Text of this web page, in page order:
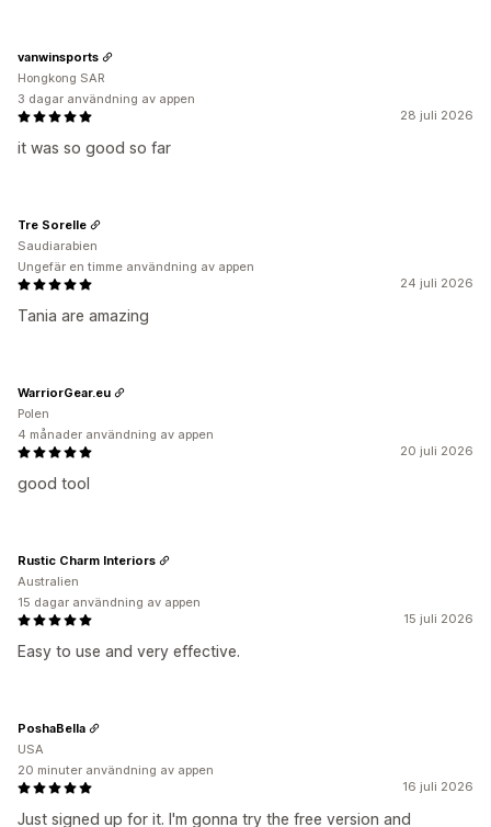
28 juli 2026
it was so good so far
vanwinsports
Hongkong SAR
3 dagar användning av appen
24 juli 2026
Tania are amazing
Tre Sorelle
Saudiarabien
Ungefär en timme användning av appen
20 juli 2026
good tool
WarriorGear.eu
Polen
4 månader användning av appen
15 juli 2026
Easy to use and very effective.
Rustic Charm Interiors
Australien
15 dagar användning av appen
16 juli 2026
Just signed up for it. I'm gonna try the free version and
PoshaBella
USA
20 minuter användning av appen